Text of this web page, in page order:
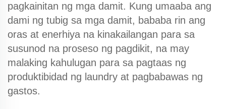
pagkainitan ng mga damit. Kung umaaba ang
dami ng tubig sa mga damit, bababa rin ang
oras at enerhiya na kinakailangan para sa
susunod na proseso ng pagdikit, na may
malaking kahulugan para sa pagtaas ng
produktibidad ng laundry at pagbabawas ng
gastos.